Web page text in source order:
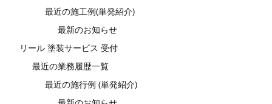
最近の施工例(単発紹介)
最新のお知らせ
リール 塗装サービス 受付
最近の業務履歴一覧
最近の施行例 (単発紹介)